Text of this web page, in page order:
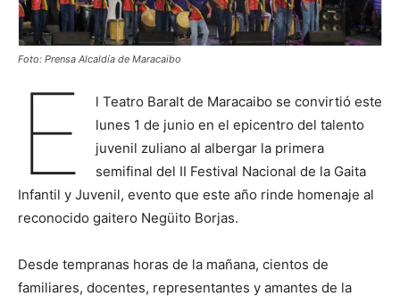
Foto: Prensa Alcaldía de Maracaibo
E
l Teatro Baralt de Maracaibo se convirtió este
lunes 1 de junio en el epicentro del talento
juvenil zuliano al albergar la primera
semifinal del II Festival Nacional de la Gaita
Infantil y Juvenil, evento que este año rinde homenaje al
reconocido gaitero Negüito Borjas.
Desde tempranas horas de la mañana, cientos de
familiares, docentes, representantes y amantes de la